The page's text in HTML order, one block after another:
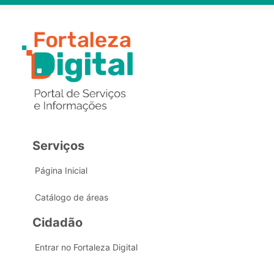
Serviços
Página Inicial
Catálogo de áreas
Cidadão
Entrar no Fortaleza Digital